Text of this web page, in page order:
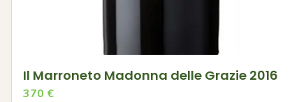
Il Marroneto Madonna delle Grazie 2016
370 €